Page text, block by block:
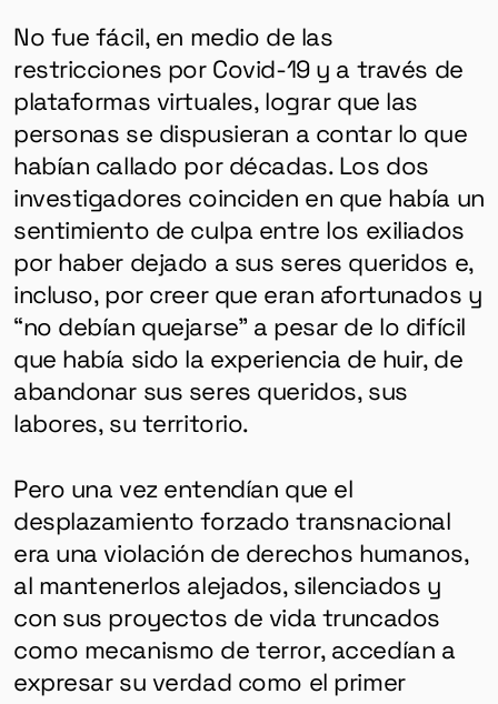
No fue fácil, en medio de las
restricciones por Covid-19 y a través de
plataformas virtuales, lograr que las
personas se dispusieran a contar lo que
habían callado por décadas. Los dos
investigadores coinciden en que había un
sentimiento de culpa entre los exiliados
por haber dejado a sus seres queridos e,
incluso, por creer que eran afortunados y
“no debían quejarse” a pesar de lo difícil
que había sido la experiencia de huir, de
abandonar sus seres queridos, sus
labores, su territorio.
Pero una vez entendían que el
desplazamiento forzado transnacional
era una violación de derechos humanos,
al mantenerlos alejados, silenciados y
con sus proyectos de vida truncados
como mecanismo de terror, accedían a
expresar su verdad como el primer